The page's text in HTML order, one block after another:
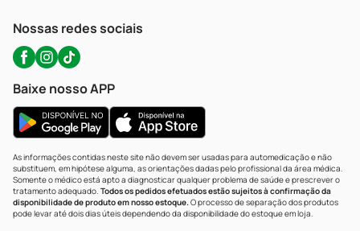
WhatsApp (47) 9202-1687
Nossas redes sociais
Baixe nosso APP
As informações contidas neste site não devem ser usadas para automedicação e não
substituem, em hipótese alguma, as orientações dadas pelo profissional da área médica.
Somente o médico está apto a diagnosticar qualquer problema de saúde e prescrever o
tratamento adequado. Todos os pedidos efetuados estão sujeitos à confirmação da
disponibilidade de produto em nosso estoque.O processo de separação dos produtos
pode levar até dois dias úteis dependendo da disponibilidade do estoque em loja.